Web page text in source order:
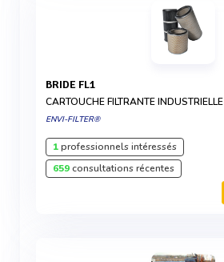
BRIDE FL1
CARTOUCHE FILTRANTE INDUSTRIELLE
ENVI-FILTER®
1professionnels intéressés
659consultations récentes